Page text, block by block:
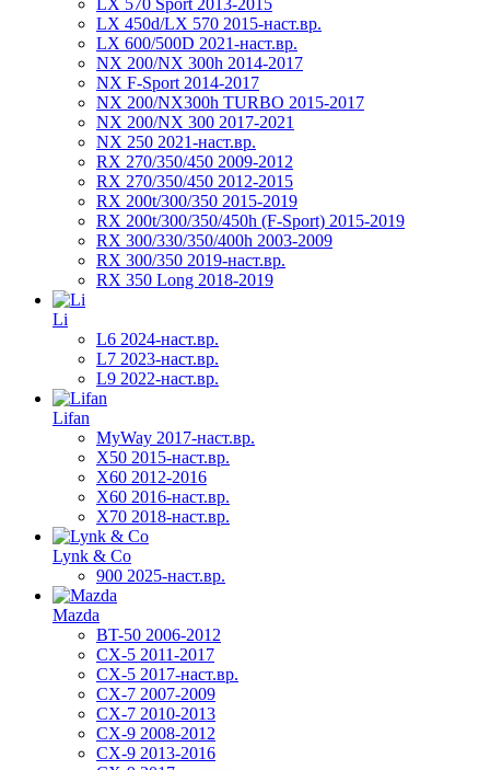
LX 450d/LX 570 2015-наст.вр.
LX 600/500D 2021-наст.вр.
NX 200/NX 300h 2014-2017
NX F-Sport 2014-2017
NX 200/NX300h TURBO 2015-2017
NX 200/NX 300 2017-2021
NX 250 2021-наст.вр.
RX 270/350/450 2009-2012
RX 270/350/450 2012-2015
RX 200t/300/350 2015-2019
RX 200t/300/350/450h (F-Sport) 2015-2019
RX 300/330/350/400h 2003-2009
RX 300/350 2019-наст.вр.
RX 350 Long 2018-2019
Li
L6 2024-наст.вр.
L7 2023-наст.вр.
L9 2022-наст.вр.
Lifan
MyWay 2017-наст.вр.
X50 2015-наст.вр.
X60 2012-2016
X60 2016-наст.вр.
X70 2018-наст.вр.
Lynk & Co
900 2025-наст.вр.
Mazda
BT-50 2006-2012
CX-5 2011-2017
CX-5 2017-наст.вр.
CX-7 2007-2009
CX-7 2010-2013
CX-9 2008-2012
CX-9 2013-2016